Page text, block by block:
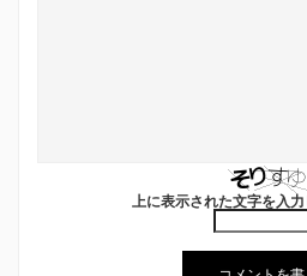
上に表示された文字を入力